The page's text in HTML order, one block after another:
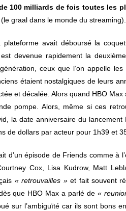
100 milliards de fois toutes les
graal dans le monde du streaming).
avait déboursé la
est devenue rapidement la
ceux que l’on appelle les
étaient nostalgiques de leurs
et décalée. Alors quand HBO
pompe. Alors, même si ces
la date anniversaire du
de dollars par acteur pour 1h39 et
d’un épisode de Friends comme à
Cox, Lisa Kudrow, Matt
« retrouvailles »et fait souvent
que HBO Max a parlé de «
sur l’ambiguïté car ils sont bons